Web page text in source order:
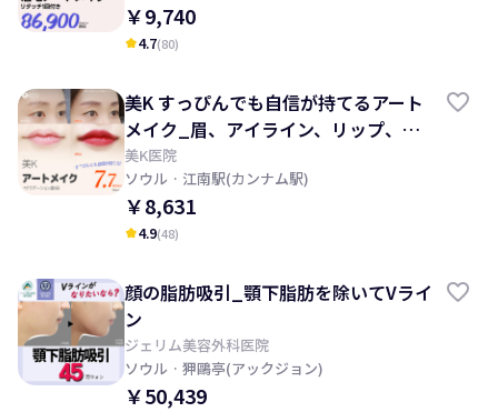
￥9,740
kid_star4.7(80)
美K すっぴんでも自信が持てるアート
メイク_眉、アイライン、リップ、頭
皮、ヘアライン
美K医院
ソウル · 江南駅(カンナム駅)
￥8,631
kid_star4.9(48)
顔の脂肪吸引_顎下脂肪を除いてVライ
ン
ジェリム美容外科医院
ソウル · 狎鷗亭(アックジョン)
￥50,439